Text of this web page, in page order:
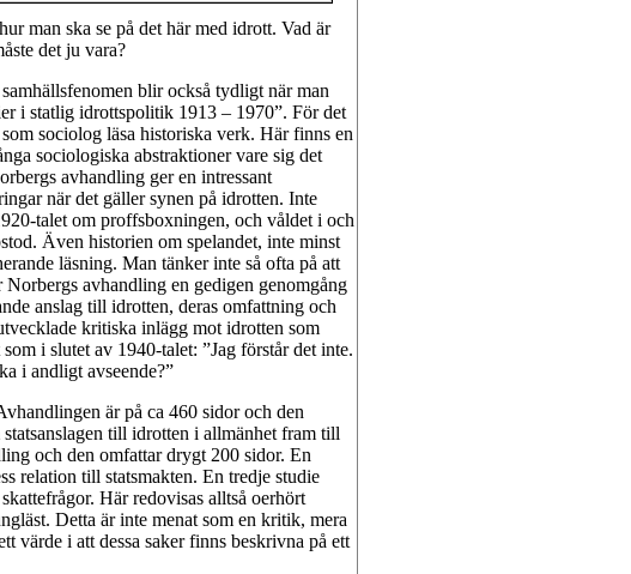
man ska se på det här med idrott. Vad är
det ju vara?
blir också tydligt när man
i statlig idrottspolitik 1913 – 1970”. För det
sociolog läsa historiska verk. Här finns en
sociologiska abstraktioner vare sig det
avhandling ger en intressant
när det gäller synen på idrotten. Inte
talet om proffsboxningen, och våldet i och
Även historien om spelandet, inte minst
läsning. Man tänker inte så ofta på att
avhandling en gedigen genomgång
anslag till idrotten, deras omfattning och
kritiska inlägg mot idrotten som
i slutet av 1940-talet: ”Jag förstår det inte.
i andligt avseende?”
är på ca 460 sidor och den
till idrotten i allmänhet fram till
och den omfattar drygt 200 sidor. En
relation till statsmakten. En tredje studie
Här redovisas alltså oerhört
Detta är inte menat som en kritik, mera
värde i att dessa saker finns beskrivna på ett